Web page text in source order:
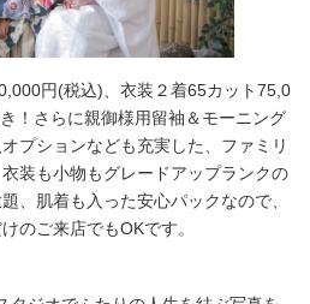
円(税込)、衣装２着65カット75,0
！さらに親御様用留袖＆モーニング
プションなども充実した、ファミリ
装も小物もグレードアップランクの
、肌着も入った安心パックなので、
のご来店でもOKです。